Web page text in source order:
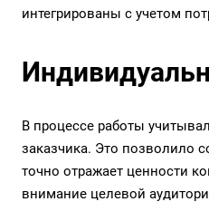
интегрированы с учетом
В процессе работы
заказчика. Это позволило
точно отражает ценности
внимание целевой